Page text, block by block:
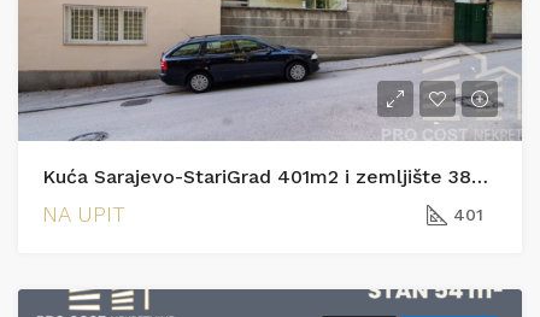
Kuća Sarajevo-StariGrad 401m2 i zemljište 385m2
NA UPIT 401